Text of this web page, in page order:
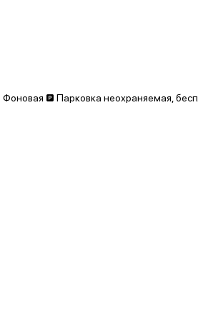
🅿️ Парковка неохраняемая,